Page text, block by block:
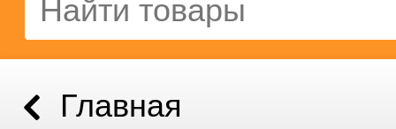
Главная